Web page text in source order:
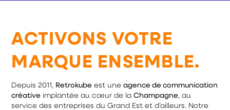
ACTIVONS VOTRE
MARQUE ENSEMBLE.
Depuis 2011, Retrokube est uneagence de communication
créative implantée au cœur de laChampagne, au
service des entreprises du Grand Est et d’ailleurs. Notre